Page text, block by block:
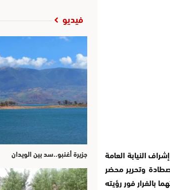
النيابة العامة
وتحرير محضر
بالفرار فور رؤيته
فيديو
جزيرة أغنبو..سد بين الويدان